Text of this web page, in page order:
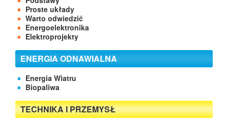
Proste układy
Warto odwiedzić
Energoelektronika
Elektroprojekty
ENERGIA ODNAWIALNA
Energia Wiatru
Biopaliwa
TECHNIKA I PRZEMYSŁ